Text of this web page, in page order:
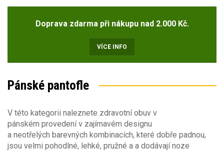
Velikost obuvi
35 36 37 38 39 40
43 44 45 46 47
Barva
Barva
Sezóna
Sezóna
Obecné vlastnosti
Doprava zdarma při nákupu nad 2.000 Kč.
VÍCE INFO
Pánské pantofle
V této kategorii naleznete zdravotní obuv v
pánském provedení v zajímavém designu
a neotřelých barevných kombinacích, které dobře padnou,
jsou velmi pohodlné, lehké, pružné a a dodávají noze